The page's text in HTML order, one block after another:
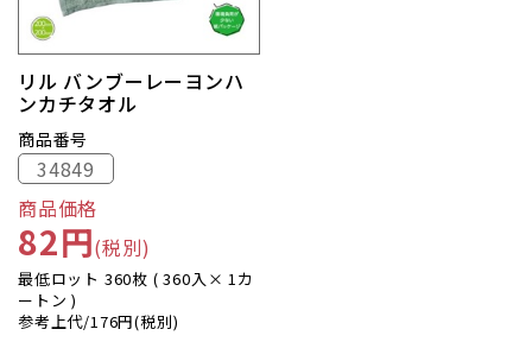
リル バンブーレーヨンハ
ンカチタオル
商品番号
34849
商品価格
82円(税別)
最低ロット 360枚 ( 360入× 1カ
ートン )
参考上代/176円(税別)